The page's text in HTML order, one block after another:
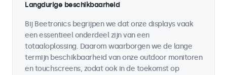
Langdurige beschikbaarheid
Bij Beetronics begrijpen we dat onze displays vaak
een essentieel onderdeel zijn van een
totaaloplossing. Daarom waarborgen we de lange
termijn beschikbaarheid van onze outdoor monitoren
en touchscreens, zodat ook in de toekomst op